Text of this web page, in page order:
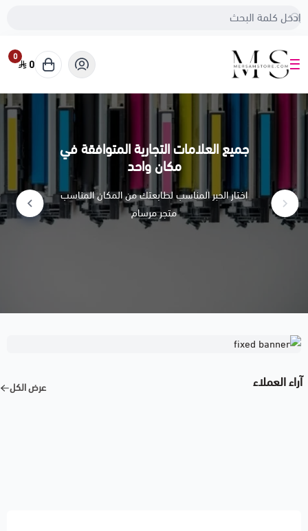
متجر مرسام
0
0
جميع العلامات التجارية المتوافقة في
مكان واحد
اختار الحبر المناسب لطابعتك من المكان المناسب
متجر مرسام
آراء العملاء عرض الكل